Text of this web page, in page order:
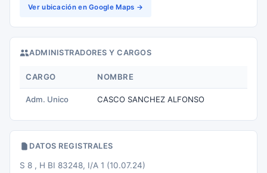
Ver ubicación en Google Maps →
ADMINISTRADORES Y CARGOS
CARGO NOMBRE
Adm. Unico CASCO SANCHEZ ALFONSO
DATOS REGISTRALES
S 8 , H BI 83248, I/A 1 (10.07.24)